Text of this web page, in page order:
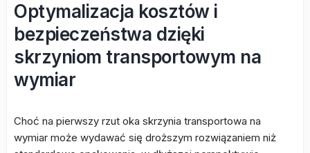
Optymalizacja kosztów i
bezpieczeństwa dzięki
skrzyniom transportowym na
wymiar
Choć na pierwszy rzut oka skrzynia transportowa na
wymiar może wydawać się droższym rozwiązaniem niż